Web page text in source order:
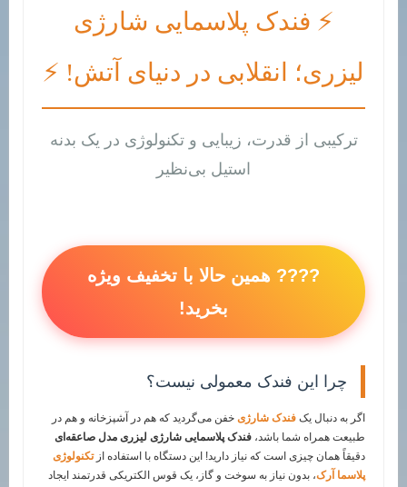
⚡ فندک پلاسمایی شارژی
لیزری؛ انقلابی در دنیای آتش! ⚡
ترکیبی از قدرت، زیبایی و تکنولوژی در یک بدنه
استیل بی‌نظیر
???? همین حالا با تخفیف ویژه
بخرید!
چرا این فندک معمولی نیست؟
اگر به دنبال یک فندک شارژی خفن می‌گردید که هم در آشپزخانه و هم در
طبیعت همراه شما باشد، فندک پلاسمایی شارژی لیزری مدل صاعقه‌ای
دقیقاً همان چیزی است که نیاز دارید! این دستگاه با استفاده ازتکنولوژی
پلاسما آرک، بدون نیاز به سوخت و گاز، یک قوس الکتریکی قدرتمند ایجاد